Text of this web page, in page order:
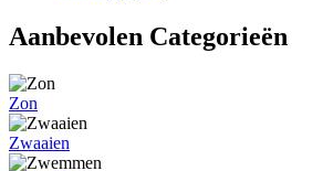
Aanbevolen Categorieën
Zon
Zwaaien